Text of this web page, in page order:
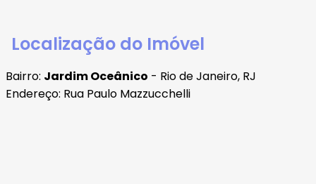
Localização do Imóvel
Bairro: Jardim Oceânico - Rio de Janeiro, RJ
Endereço: Rua Paulo Mazzucchelli